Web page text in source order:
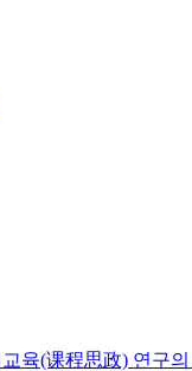
육(课程思政) 연구의